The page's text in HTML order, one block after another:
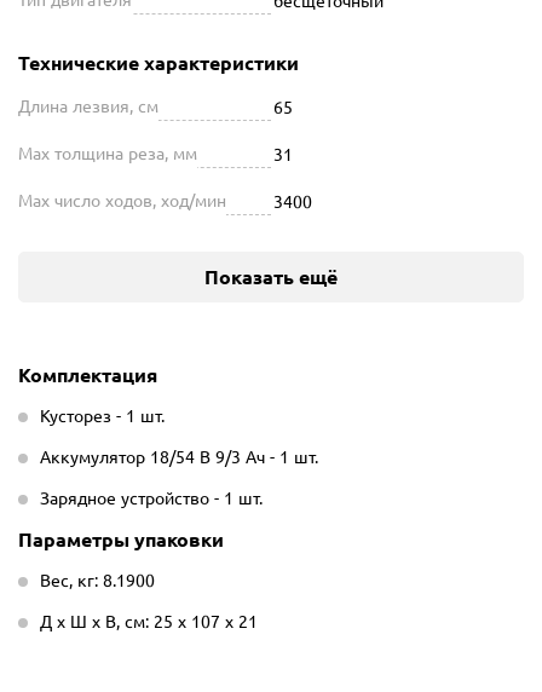
Технические характеристики
Длина лезвия, см 65
Мах толщина реза, мм 31
Max число ходов, ход/мин 3400
Показать ещё
Комплектация
Кусторез - 1 шт.
Аккумулятор 18/54 В 9/3 Ач - 1 шт.
Зарядное устройство - 1 шт.
Параметры упаковки
Вес, кг: 8.1900
Д х Ш х В, см: 25 х 107 х 21